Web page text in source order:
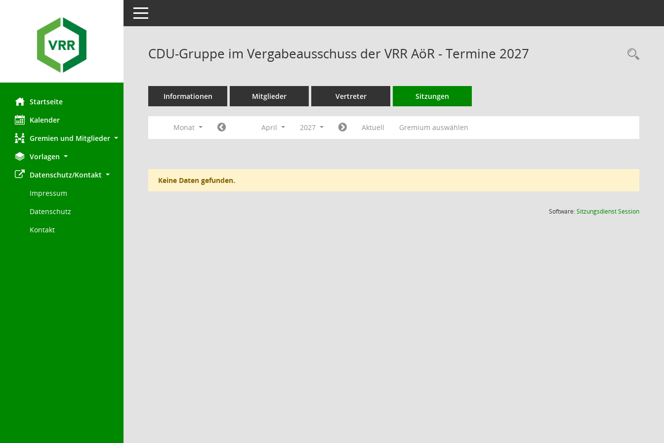
Startseite
Kalender
Gremien und Mitglieder
Vorlagen
Datenschutz/Kontakt
Impressum
Datenschutz
Kontakt
Toggle navigation
CDU-Gruppe im Vergabeausschuss der VRR AöR - Termine 2027
Informationen Mitglieder Vertreter Sitzungen
Monat April 2027 Aktuell Gremium auswählen
Keine Daten gefunden.
Software:SitzungsdienstSession(Wird in